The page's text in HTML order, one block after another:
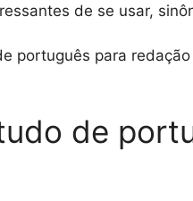
de se usar,
português para
de